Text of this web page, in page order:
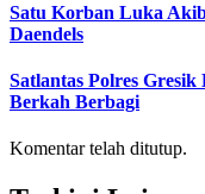
Satu Korban Luka
Daendels
Satlantas Polres
Berkah Berbagi
Komentar telah ditutup.